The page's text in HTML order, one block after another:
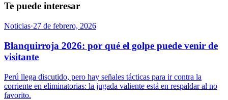
Te puede interesar
Noticias·27 de febrero, 2026
Blanquirroja 2026: por qué el golpe puede venir de
visitante
Perú llega discutido, pero hay señales tácticas para ir contra la
corriente en eliminatorias: la jugada valiente está en respaldar al no
favorito.